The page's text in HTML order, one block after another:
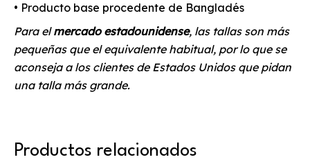
• Producto base procedente de Bangladés
Para elmercado estadounidense, las tallas son más
pequeñas que el equivalente habitual, por lo que se
aconseja a los clientes de Estados Unidos que pidan
una talla más grande.
Productos relacionados